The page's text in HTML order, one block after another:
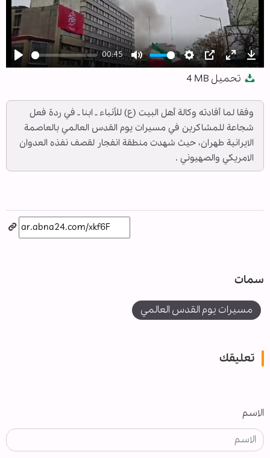
Play
00:45
Mute Settings
PIP Enter
تحميل 4 MB
وفقا لما أفادته وكالة أهل البيت (ع) للأنباء ـ ابنا ـ في ردة فعل
شجاعة للمشاكرين في مسيرات يوم القدس العالمي بالعاصمة
الايرانية طهران، حيث شهدت منطقة انفجار لقصف نفذه العدوان
الامريكي والصهيوني .
سمات
مسيرات يوم القدس العالمي
تعليقك
الاسم